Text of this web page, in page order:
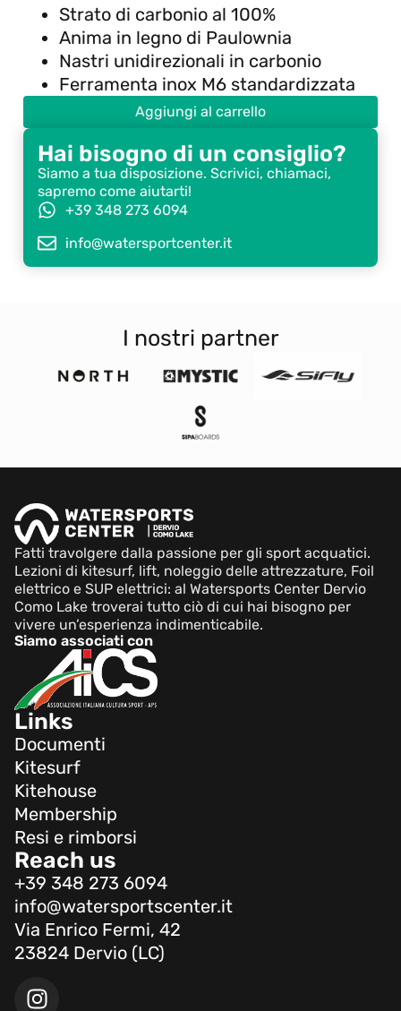
Strato di carbonio al 100%
Anima in legno di Paulownia
Nastri unidirezionali in carbonio
Ferramenta inox M6 standardizzata
Aggiungi al carrello
Hai bisogno di un consiglio?
Siamo a tua disposizione. Scrivici, chiamaci,
sapremo come aiutarti!
+39 348 273 6094
info@watersportcenter.it
I nostri partner
Fatti travolgere dalla passione per gli sport acquatici.
Lezioni di kitesurf, lift, noleggio delle attrezzature, Foil
elettrico e SUP elettrici: al Watersports Center Dervio
Como Lake troverai tutto ciò di cui hai bisogno per
vivere un’esperienza indimenticabile.
Siamo associati con
Links
Documenti
Kitesurf
Kitehouse
Membership
Resi e rimborsi
Reach us
+39 348 273 6094
info@watersportscenter.it
Via Enrico Fermi, 42
23824 Dervio (LC)